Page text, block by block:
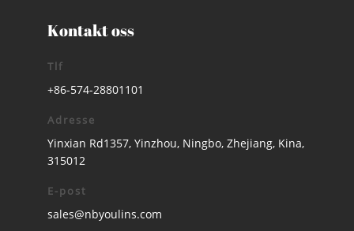
Kontakt oss
Tlf
+86-574-28801101
Adresse
Yinxian Rd1357, Yinzhou, Ningbo, Zhejiang, Kina,
315012
E-post
sales@nbyoulins.com